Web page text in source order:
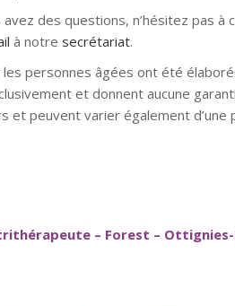
des questions, n’hésitez pas
à notre secrétariat.
personnes âgées ont été
et donnent aucune
peuvent varier également d’une
– Forest – Ottignies-